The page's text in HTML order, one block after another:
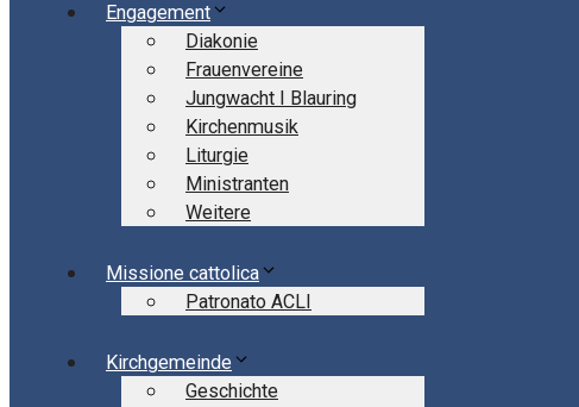
Engagement
Diakonie
Frauenvereine
Jungwacht I Blauring
Kirchenmusik
Liturgie
Ministranten
Weitere
Missione cattolica
Patronato ACLI
Kirchgemeinde
Geschichte